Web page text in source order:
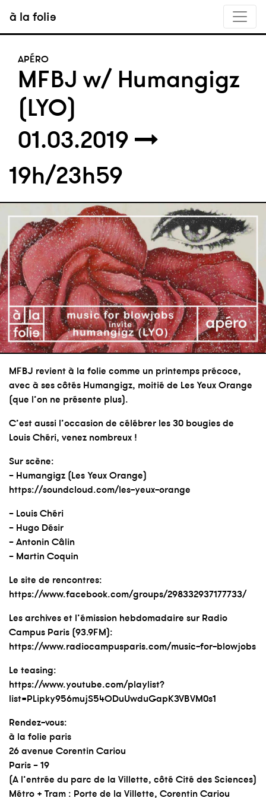
à la folie
MFBJ w/ Humangigz
(LYO)
APÉRO
01.03.2019
19h/23h59
MFBJ revient à la folie comme un printemps précoce,
avec à ses côtés Humangigz, moitié de Les Yeux Orange
(que l’on ne présente plus).
C’est aussi l’occasion de célébrer les 30 bougies de
Louis Chéri, venez nombreux !
Sur scène:
– Humangigz (Les Yeux Orange)
https://soundcloud.com/les-yeux-orange
– Louis Chéri
– Hugo Désir
– Antonin Câlin
– Martin Coquin
Le site de rencontres:
https://www.facebook.com/groups/298332937177733/
Les archives et l’émission hebdomadaire sur Radio
Campus Paris (93.9FM):
https://www.radiocampusparis.com/music-for-blowjobs
Le teasing:
https://www.youtube.com/playlist?
list=PLipky956mujS54ODuUwduGapK3VBVM0s1
Rendez-vous:
à la folie paris
26 avenue Corentin Cariou
Paris – 19
(A l’entrée du parc de la Villette, côté Cité des Sciences)
Métro + Tram : Porte de la Villette, Corentin Cariou